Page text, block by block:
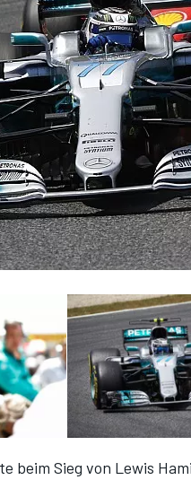
beim Sieg von Lewis